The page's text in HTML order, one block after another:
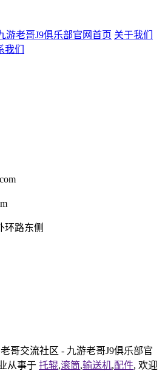
游老哥J9俱乐部官网首页 关于我们
我们
环路东侧
哥交流社区 - 九游老哥J9俱乐部官
从事于 托辊,滚筒,输送机,配件, 欢迎